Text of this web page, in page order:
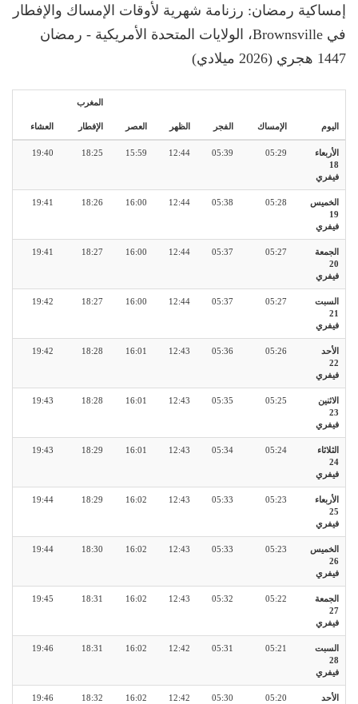
إمساكية رمضان: رزنامة شهرية لأوقات الإمساك والإفطار
في Brownsville، الولايات المتحدة الأمريكية - رمضان
1447 هجري (2026 ميلادي)
اليوم الإمساك الفجر الظهر العصر
المغرب
الإفطار العشاء
الأربعاء
18
فيفري
05:29
05:39
12:44
15:59
18:25
19:40
الخميس
19
فيفري
05:28
05:38
12:44
16:00
18:26
19:41
الجمعة
20
فيفري
05:27
05:37
12:44
16:00
18:27
19:41
السبت
21
فيفري
05:27
05:37
12:44
16:00
18:27
19:42
الأحد
22
فيفري
05:26
05:36
12:43
16:01
18:28
19:42
الاثنين
23
فيفري
05:25
05:35
12:43
16:01
18:28
19:43
الثلاثاء
24
فيفري
05:24
05:34
12:43
16:01
18:29
19:43
الأربعاء
25
فيفري
05:23
05:33
12:43
16:02
18:29
19:44
الخميس
26
فيفري
05:23
05:33
12:43
16:02
18:30
19:44
الجمعة
27
فيفري
05:22
05:32
12:43
16:02
18:31
19:45
السبت
28
فيفري
05:21
05:31
12:42
16:02
18:31
19:46
الأحد
05:20
05:30
12:42
16:02
18:32
19:46